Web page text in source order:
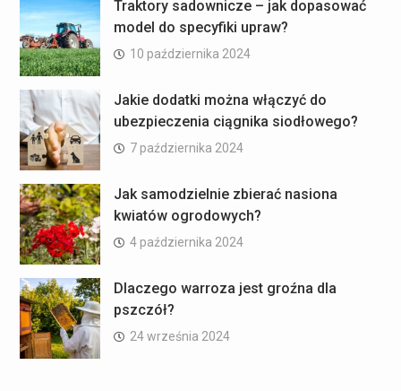
Traktory sadownicze – jak dopasować
model do specyfiki upraw?
10 października 2024
Jakie dodatki można włączyć do
ubezpieczenia ciągnika siodłowego?
7 października 2024
Jak samodzielnie zbierać nasiona
kwiatów ogrodowych?
4 października 2024
Dlaczego warroza jest groźna dla
pszczół?
24 września 2024